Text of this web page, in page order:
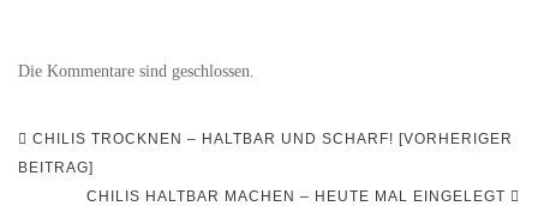
Die Kommentare sind geschlossen.
Beitragsnavigation
CHILIS TROCKNEN – HALTBAR UND SCHARF! [VORHERIGER
BEITRAG]
CHILIS HALTBAR MACHEN – HEUTE MAL EINGELEGT